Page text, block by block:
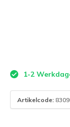
1-2
Artikelcode: